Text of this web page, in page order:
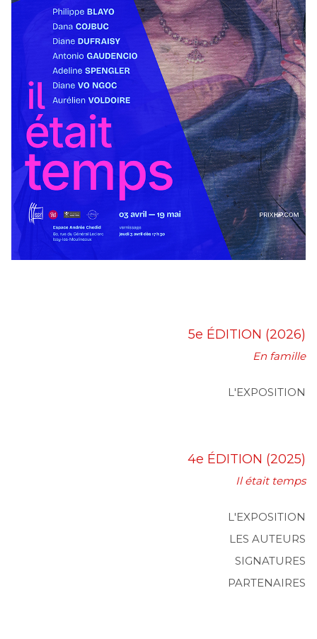
5e ÉDITION (2026)
En famille
L'EXPOSITION
4e ÉDITION (2025)
Il était temps
L'EXPOSITION
LES AUTEURS
SIGNATURES
PARTENAIRES